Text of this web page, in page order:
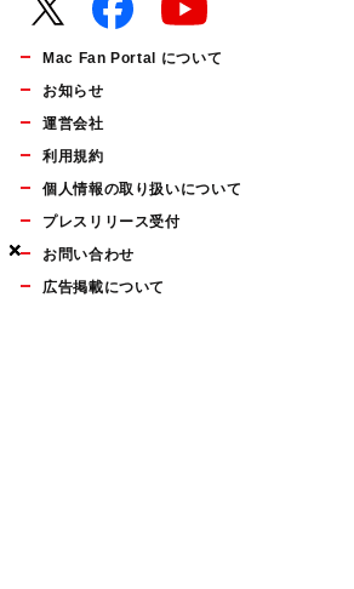
×
×
×
Mac Fan Portal について
お知らせ
運営会社
利用規約
個人情報の取り扱いについて
プレスリリース受付
お問い合わせ
広告掲載について